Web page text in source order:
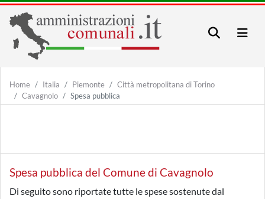
Home Italia Piemonte
Città metropolitana di Torino
Cavagnolo
Spesa pubblica
Spesa pubblica del Comune di Cavagnolo
Di seguito sono riportate tutte le spese sostenute dal